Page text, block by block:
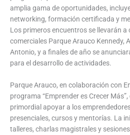
amplia gama de oportunidades,
networking, formación certificada y
Los primeros encuentros se llevarán a
comerciales Parque Arauco Kennedy,
Antonio, y a finales de año se
para el desarrollo de actividades.
Parque Arauco, en colaboración con
programa “Emprender es Crecer
primordial apoyar a los
presenciales, cursos y mentorías. La
talleres, charlas magistrales y